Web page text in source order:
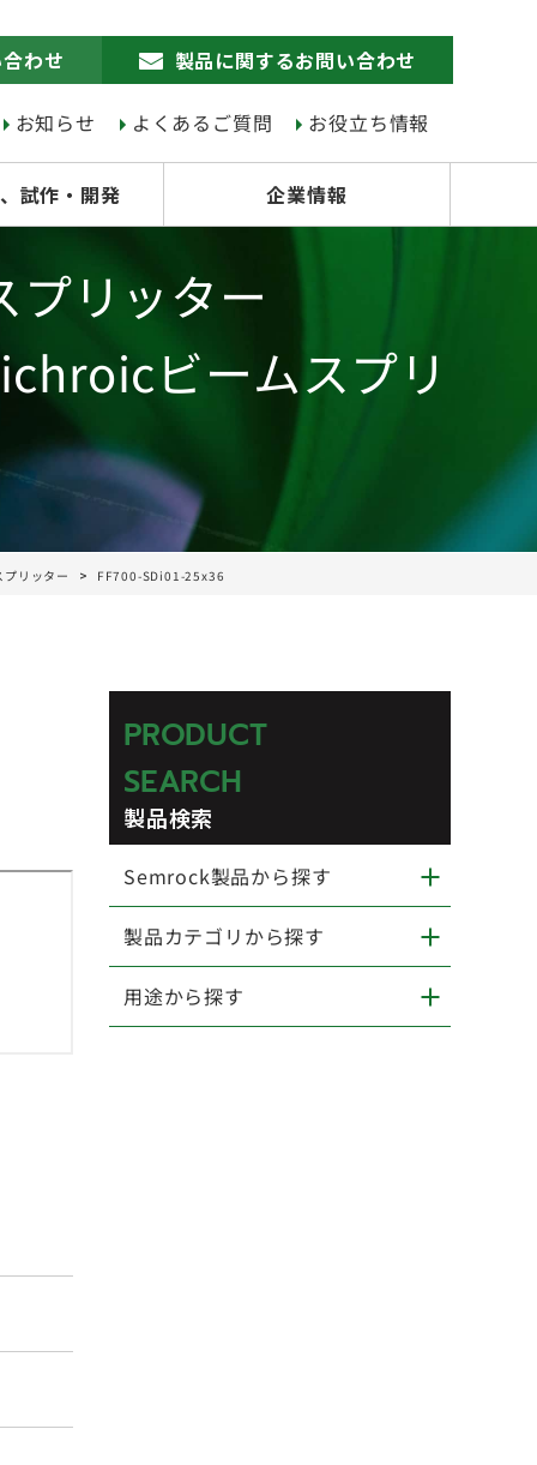
わせ 製品に関するお問い合わせ
お知らせ よくあるご質問 お役立ち情報
試作・開発 企業情報
プリッター
ビームスプリ
リッター FF700-SDi01-25x36
PRODUCT
SEARCH
製品検索
Semrock製品から探す
製品カテゴリから探す
用途から探す